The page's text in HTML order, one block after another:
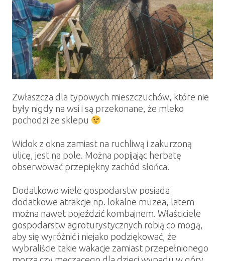
Zwłaszcza dla typowych mieszczuchów, które nie
były nigdy na wsi i są przekonane, że mleko
pochodzi ze sklepu
Widok z okna zamiast na ruchliwą i zakurzoną
ulicę, jest na pole. Można popijając herbatę
obserwować przepiękny zachód słońca.
Dodatkowo wiele gospodarstw posiada
dodatkowe atrakcje np. lokalne muzea, latem
można nawet pojeździć kombajnem. Właściciele
gospodarstw agroturystycznych robią co mogą,
aby się wyróżnić i niejako podziękować, że
wybraliście takie wakacje zamiast przepełnionego